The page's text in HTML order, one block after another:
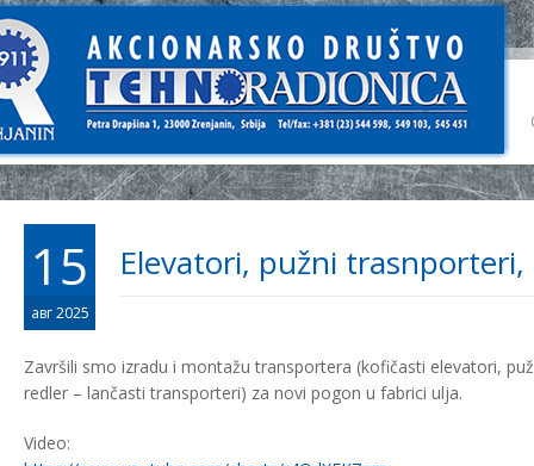
15
авг 2025
Elevatori, pužni trasnporteri,
Završili smo izradu i montažu transportera (kofičasti elevatori,
redler – lančasti transporteri) za novi pogon u fabrici ulja.
Video: